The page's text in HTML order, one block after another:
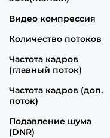
Видео компрессия
Количество потоков
Частота кадров
(главный поток)
Частота кадров (доп.
поток)
Подавление шума
(DNR)